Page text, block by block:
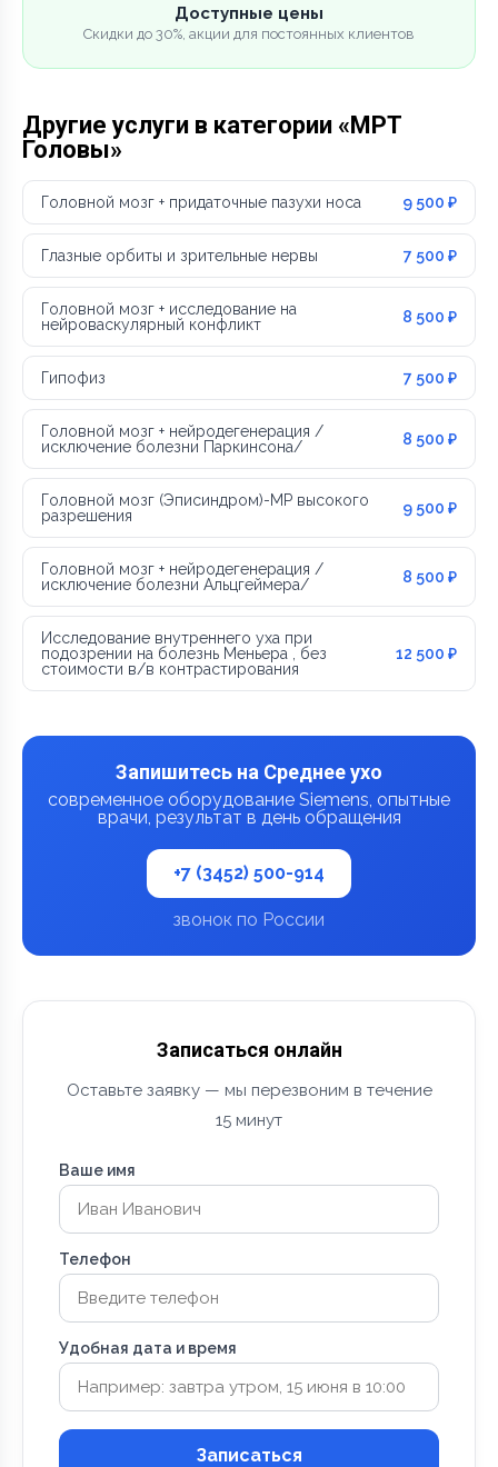
Доступные цены
Скидки до 30%, акции для постоянных клиентов
Другие услуги в категории «МРТ
Головы»
Головной мозг + придаточные пазухи носа 9 500 ₽
Глазные орбиты и зрительные нервы 7 500 ₽
Головной мозг + исследование на
нейроваскулярный конфликт
8 500 ₽
Гипофиз 7 500 ₽
Головной мозг + нейродегенерация /
исключение болезни Паркинсона/
8 500 ₽
Головной мозг (Эписиндром)-МР высокого
разрешения
9 500 ₽
Головной мозг + нейродегенерация /
исключение болезни Альцгеймера/
8 500 ₽
Исследование внутреннего уха при
подозрении на болезнь Меньера , без
стоимости в/в контрастирования
12 500 ₽
Запишитесь на Среднее ухо
современное оборудование Siemens, опытные
врачи, результат в день обращения
+7 (3452) 500-914
звонок по России
Записаться онлайн
Оставьте заявку — мы перезвоним в течение
15 минут
Ваше имя
Телефон
Удобная дата и время
Записаться